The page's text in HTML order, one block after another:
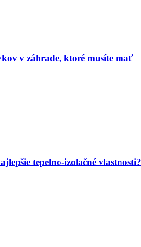
v záhrade, ktoré musíte mať
tepelno-izolačné vlastnosti?